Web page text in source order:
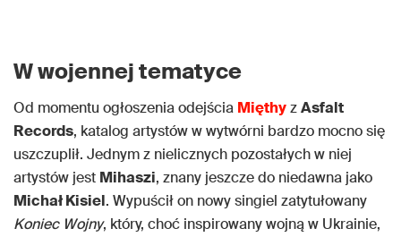
W wojennej tematyce
Od momentu ogłoszenia odejścia MięthyzAsfalt
Records, katalog artystów w wytwórni bardzo mocno się
uszczuplił. Jednym z nielicznych pozostałych w niej
artystów jest Mihaszi, znany jeszcze do niedawna jako
Michał Kisiel. Wypuścił on nowy singiel zatytułowany
Koniec Wojny, który, choć inspirowany wojną w Ukrainie,